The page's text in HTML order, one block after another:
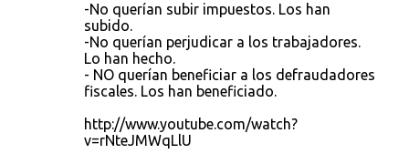
-No querían subir impuestos. Los han
subido.
-No querían perjudicar a los trabajadores.
Lo han hecho.
- NO querían beneficiar a los defraudadores
fiscales. Los han beneficiado.
http://www.youtube.com/watch?
v=rNteJMWqLlU